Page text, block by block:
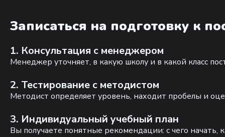
Записаться на подготовку к
1. Консультация с менеджером
Менеджер уточняет, в какую школу и в какой класс
2. Тестирование с методистом
Методист определяет уровень, находит пробелы и
3. Индивидуальный учебный план
Вы получаете понятные рекомендации: с чего начать,